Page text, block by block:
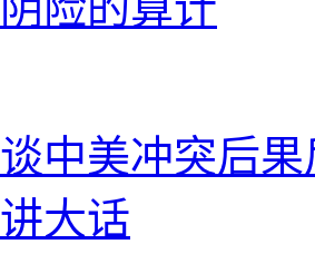
中美冲突后
大话